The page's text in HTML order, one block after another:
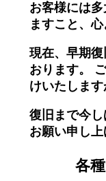
お客様には
ますこと、
現在、早期
おります。
けいたします
復旧まで今
お願い申し上
各